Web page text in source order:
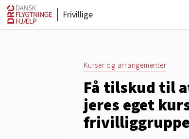
Frivillige
Kurser og arrangementer
Få tilskud til
jeres eget